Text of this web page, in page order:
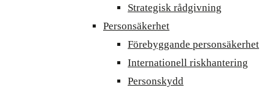
Strategisk rådgivning
Personsäkerhet
Förebyggande personsäkerhet
Internationell riskhantering
Personskydd